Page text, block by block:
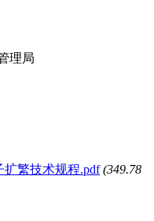
理局
扩繁技术规程.pdf (349.78